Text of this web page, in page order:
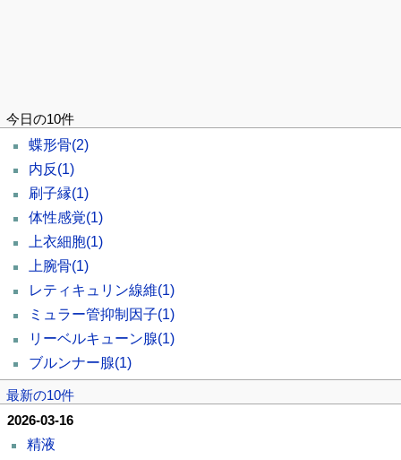
今日の10件
蝶形骨(2)
内反 (1)
刷子縁(1)
体性感覚(1)
上衣細胞(1)
上腕骨(1)
レティキュリン線維(1)
ミュラー管抑制因子(1)
リーベルキューン腺(1)
ブルンナー腺(1)
最新の10件
2026-03-16
精液